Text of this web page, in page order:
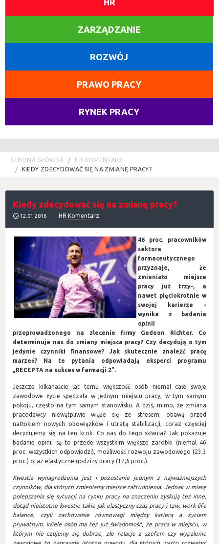
HR
ZARZĄDZANIE
ROZWÓJ
PRAWO PRACY
RYNEK PRACY
STRONA GŁÓWNA
HR KOMENTARZ
KIEDY ZDECYDOWAĆ SIĘ NA ZMIANĘ PRACY?
Kiedy zdecydować się na zmianę pracy?
12.01.2016 HR Komentarz
46 proc. pracowników
sektora
farmaceutycznego
przyznaje, że
zmieniało miejsce
pracy już trzy-, a
nawet pięciokrotnie w
swojej karierze -
wynika z badania
opinii
przeprowadzonego na zlecenie firmy Gedeon Richter. Co
determinuje nas do zmiany miejsca pracy? Czy decydują o tym
jedynie czynniki finansowe? Jak skutecznie znaleźć pracę
marzeń? Na te pytania odpowiadają eksperci programu
„RECEPTA na sukces w farmacji 2”.
Jeszcze kilkanaście lat temu większość osób niemal całe swoje
zawodowe życie spędzała w jednym miejscu pracy, w tym samym
pokoju, często na tym samym stanowisku. A dziś, mimo, że zmiana
pracodawcy niewątpliwie wiąże się ze stresem, obawą przed
natłokiem nowych obowiązków i utratą stabilizacji, coraz częściej
decydujemy się na ten krok. Co nas do tego skłania? Jak pokazuje
badanie opinii
są to przede wszystkim większe zarobki (niemal 46
proc. wszystkich odpowiedzi), możliwość rozwoju zawodowego (23,3
proc.) oraz elastyczne godziny pracy (17,6 proc.).
Kwestia wynagrodzenia jest i pozostanie jednym z najważniejszych
czynników, dla których zmieniamy miejsce zatrudnienia. Jednak w miarę
polepszania się sytuacji na rynku pracy na znaczeniu zyskują też inne,
dotąd nieistotne kwestie takie jak elastyczny czas pracy i tzw. work-life
balance, czyli zachowanie równowagi między karierą a życiem
prywatnym. Wiele osób ma też już świadomość, że praca w miejscu, w
którym nie czujemy się dobrze, złe relacje z szefem czy wypalenie
zawodowe to naprawdę istotne powody, dla których warto rozważyć